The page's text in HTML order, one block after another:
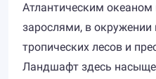
Атлантическим
зарослями, в
тропических лесов и
Ландшафт здесь